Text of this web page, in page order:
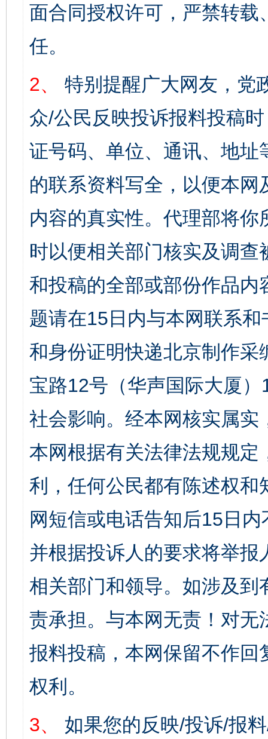
面合同授权许可，严禁转
任。
2、
特别提醒广大网友，党
众/公民反映投诉报料投稿
证号码、单位、通讯、地
的联系资料写全，以便本
内容的真实性。代理部将
时以便相关部门核实及调
和投稿的全部或部份作品
题请在15日内与本网联系
和身份证明快递北京制作
宝路12号（华声国际大厦
社会影响。经本网核实属
本网根据有关法律法规规
利，任何公民都有陈述权
网短信或电话告知后15日
并根据投诉人的要求将举
相关部门和领导。如涉及
责承担。与本网无责！对
报料投稿，本网保留不作
权利。
3、
如果您的反映/投诉/报